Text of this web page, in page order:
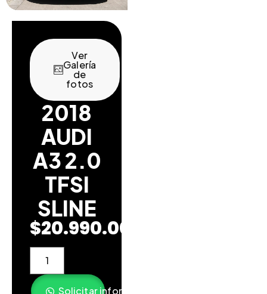
Ver
Galería
de
fotos
2018
AUDI
A3 2.0
TFSI
SLINE
$20.990.000
Solicitar información